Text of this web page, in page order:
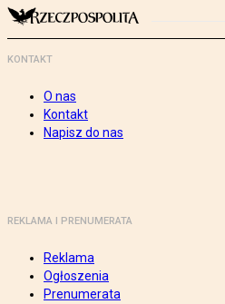
KONTAKT
O nas
Kontakt
Napisz do nas
REKLAMA I PRENUMERATA
Reklama
Ogłoszenia
Prenumerata